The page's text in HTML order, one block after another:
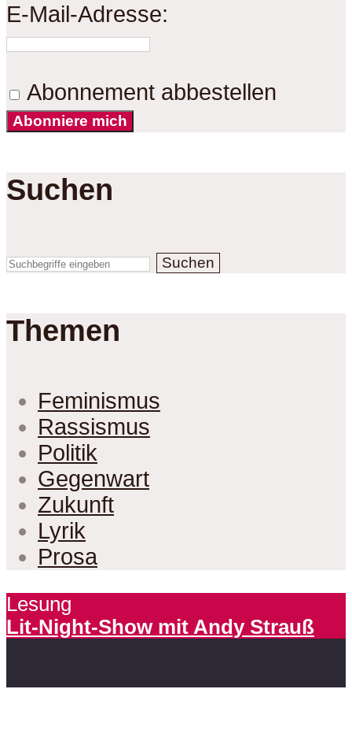
E-Mail-Adresse:
Abonnement abbestellen
Abonniere mich
Suchen
Suchen
Themen
Feminismus
Rassismus
Politik
Gegenwart
Zukunft
Lyrik
Prosa
Lesung
Lit-Night-Show mit Andy Strauß